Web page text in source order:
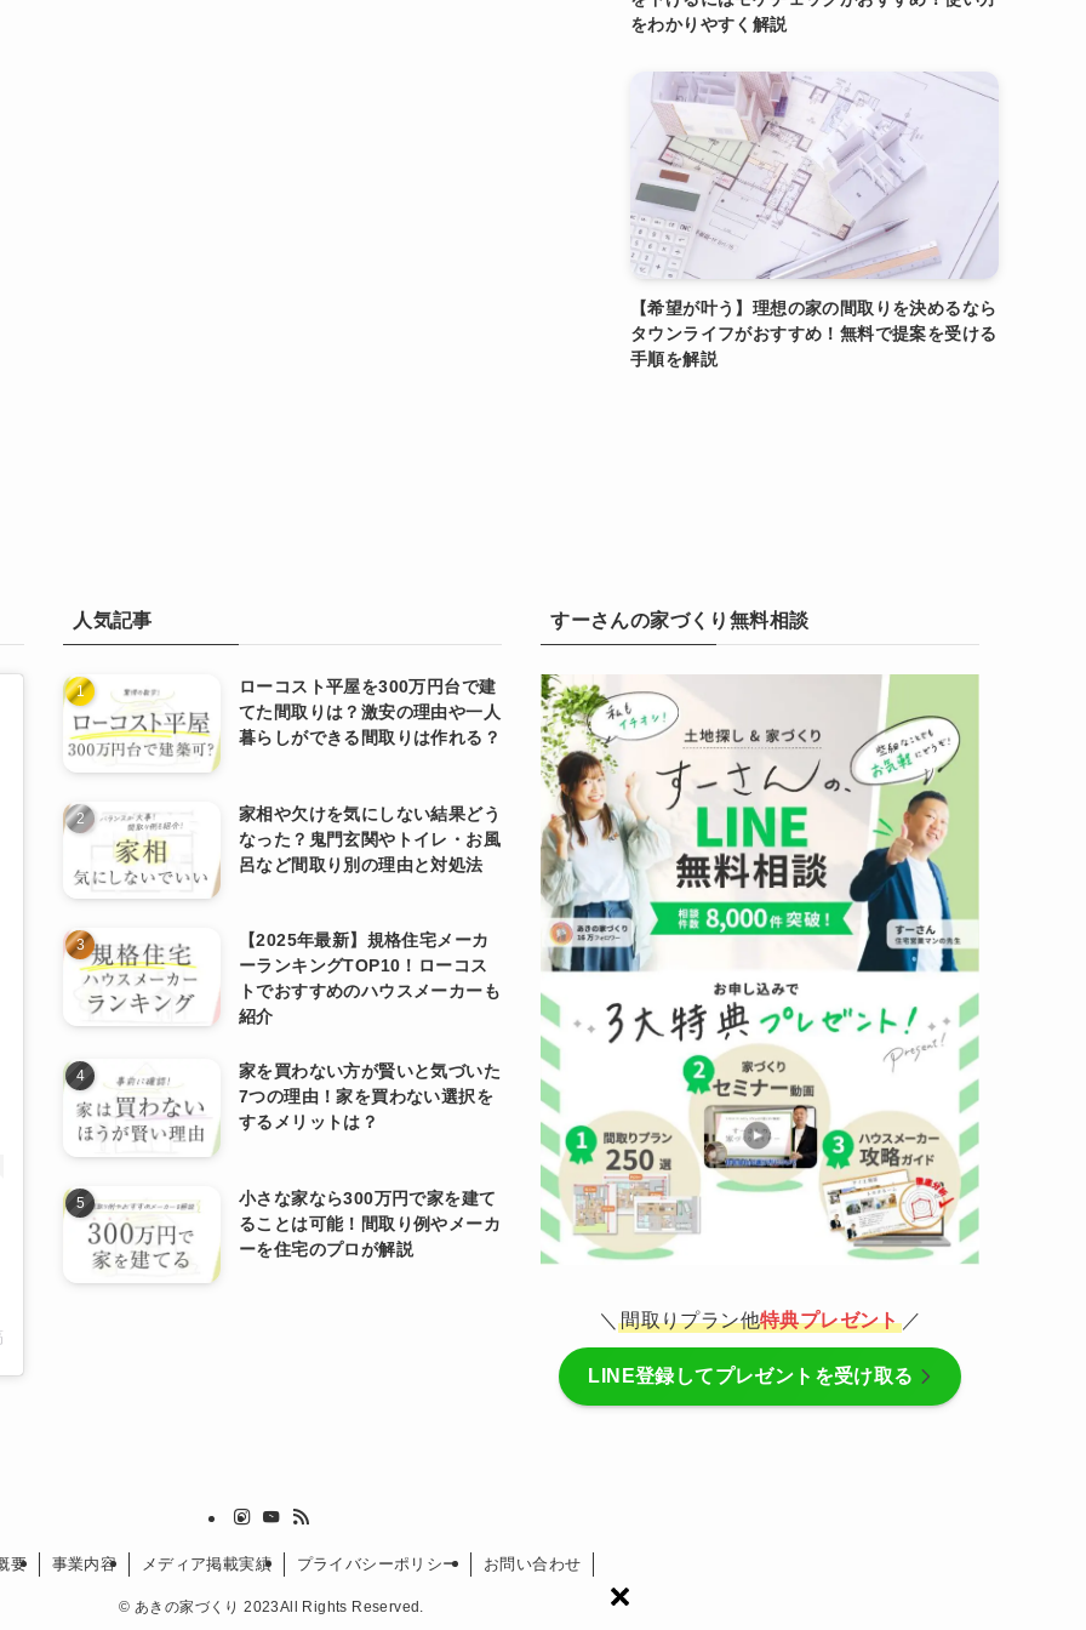
をわかりやすく解説
【希望が叶う】理想の家の間取りを決めるなら
タウンライフがおすすめ！無料で提案を受ける
手順を解説
人気記事
ローコスト平屋を300万円台で建
てた間取りは？激安の理由や一人
暮らしができる間取りは作れる？
家相や欠けを気にしない結果どう
なった？鬼門玄関やトイレ・お風
呂など間取り別の理由と対処法
【2025年最新】規格住宅メーカ
ーランキングTOP10！ローコス
トでおすすめのハウスメーカーも
紹介
家を買わない方が賢いと気づいた
7つの理由！家を買わない選択を
するメリットは？
小さな家なら300万円で家を建て
ることは可能！間取り例やメーカ
ーを住宅のプロが解説
すーさんの家づくり無料相談
＼間取りプラン他特典プレゼント／
LINE登録してプレゼントを受け取る
要 事業内容 メディア掲載実績 プライバシーポリシー お問い合わせ
© あきの家づくり 2023All Rights Reserved.